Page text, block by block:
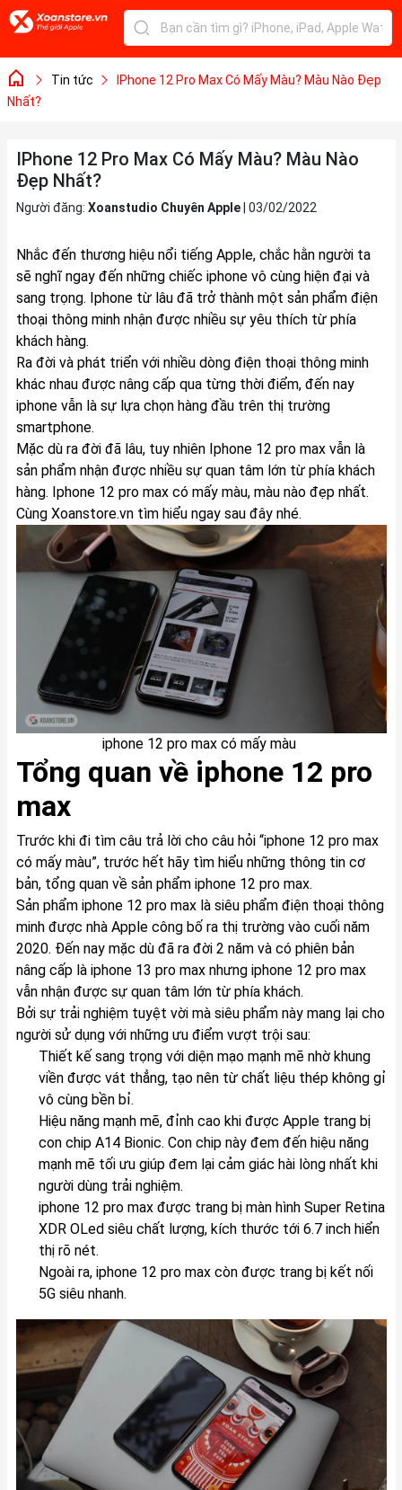
Tin tức
IPhone 12 Pro Max Có Mấy Màu? Màu Nào Đẹp
Nhất?
IPhone 12 Pro Max Có Mấy Màu? Màu Nào
Đẹp Nhất?
Người đăng: Xoanstudio Chuyên Apple| 03/02/2022
Nhắc đến thương hiệu nổi tiếng Apple, chắc hằn người ta
sẽ nghĩ ngay đến những chiếc iphone vô cùng hiện đại và
sang trọng. Iphone từ lâu đã trở thành một sản phẩm điện
thoại thông minh nhận được nhiều sự yêu thích từ phía
khách hàng.
Ra đời và phát triển với nhiều dòng điện thoại thông minh
khác nhau được nâng cấp qua từng thời điểm, đến nay
iphone vẫn là sự lựa chọn hàng đầu trên thị trường
smartphone.
Mặc dù ra đời đã lâu, tuy nhiên Iphone 12 pro max vẫn là
sản phẩm nhận được nhiều sự quan tâm lớn từ phía khách
hàng. Iphone 12 pro max có mấy màu, màu nào đẹp nhất.
Cùng Xoanstore.vn tìm hiểu ngay sau đây nhé.
iphone 12 pro max có mấy màu
Tổng quan về iphone 12 pro
max
Trước khi đi tìm câu trả lời cho câu hỏi “iphone 12 pro max
có mấy màu”, trước hết hãy tìm hiểu những thông tin cơ
bản, tổng quan về sản phẩm iphone 12 pro max.
Sản phẩm iphone 12 pro max là siêu phẩm điện thoại thông
minh được nhà Apple công bố ra thị trường vào cuối năm
2020. Đến nay mặc dù đã ra đời 2 năm và có phiên bản
nâng cấp là iphone 13 pro max nhưng iphone 12 pro max
vẫn nhận được sự quan tâm lớn từ phía khách.
Bởi sự trải nghiệm tuyệt vời mà siêu phẩm này mang lại cho
người sử dụng với những ưu điểm vượt trội sau:
Thiết kế sang trọng với diện mạo mạnh mẽ nhờ khung
viền được vát thẳng, tạo nên từ chất liệu thép không gỉ
vô cùng bền bỉ.
Hiệu năng mạnh mẽ, đỉnh cao khi được Apple trang bị
con chip A14 Bionic. Con chip này đem đến hiệu năng
mạnh mẽ tối ưu giúp đem lại cảm giác hài lòng nhất khi
người dùng trải nghiệm.
iphone 12 pro max được trang bị màn hình Super Retina
XDR OLed siêu chất lượng, kích thước tới 6.7 inch hiển
thị rõ nét.
Ngoài ra, iphone 12 pro max còn được trang bị kết nối
5G siêu nhanh.